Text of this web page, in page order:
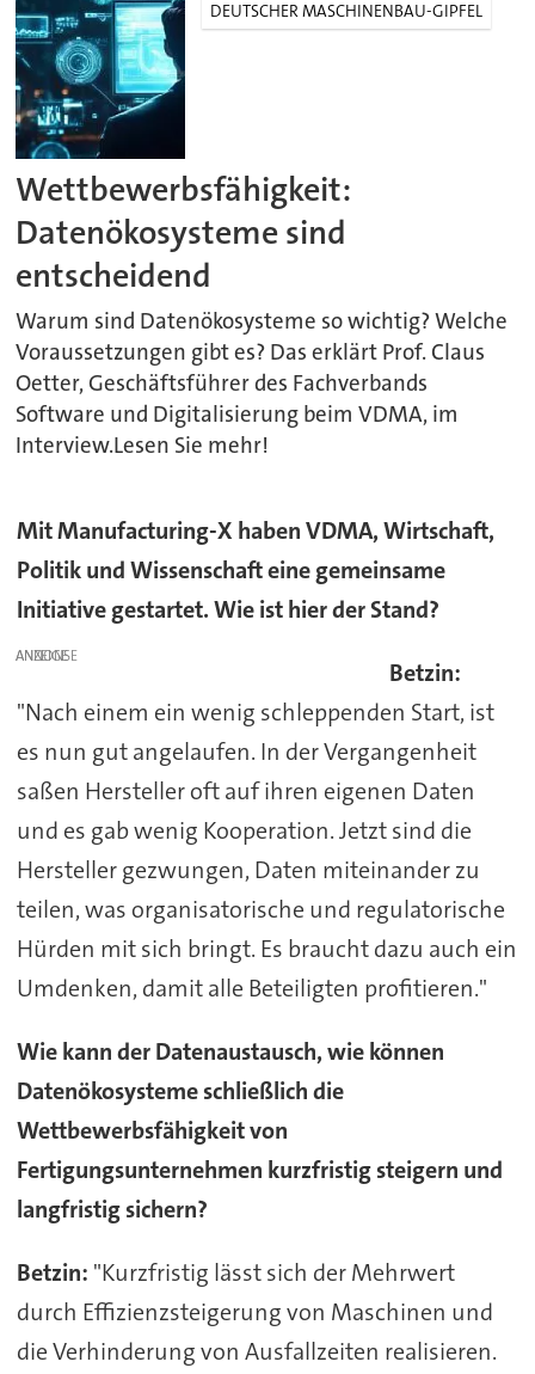
DEUTSCHER MASCHINENBAU-GIPFEL
Wettbewerbsfähigkeit:
Datenökosysteme sind
entscheidend
Warum sind Datenökosysteme so wichtig? Welche
Voraussetzungen gibt es? Das erklärt Prof. Claus
Oetter, Geschäftsführer des Fachverbands
Software und Digitalisierung beim VDMA, im
Interview.Lesen Sie mehr!
Mit Manufacturing-X haben VDMA, Wirtschaft,
Politik und Wissenschaft eine gemeinsame
Initiative gestartet. Wie ist hier der Stand?
ANZEIGE
Betzin:
"Nach einem ein wenig schleppenden Start, ist
es nun gut angelaufen. In der Vergangenheit
saßen Hersteller oft auf ihren eigenen Daten
und es gab wenig Kooperation. Jetzt sind die
Hersteller gezwungen, Daten miteinander zu
teilen, was organisatorische und regulatorische
Hürden mit sich bringt. Es braucht dazu auch ein
Umdenken, damit alle Beteiligten profitieren."
Wie kann der Datenaustausch, wie können
Datenökosysteme schließlich die
Wettbewerbsfähigkeit von
Fertigungsunternehmen kurzfristig steigern und
langfristig sichern?
Betzin: "Kurzfristig lässt sich der Mehrwert
durch Effizienzsteigerung von Maschinen und
die Verhinderung von Ausfallzeiten realisieren.